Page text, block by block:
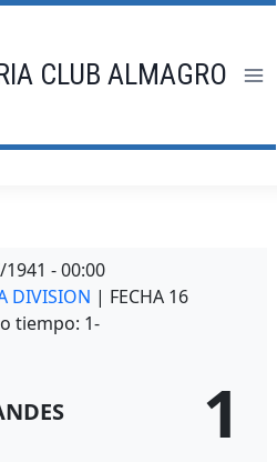
CLUB ALMAGRO
- 00:00
DIVISION | FECHA 16
tiempo: 1-
1